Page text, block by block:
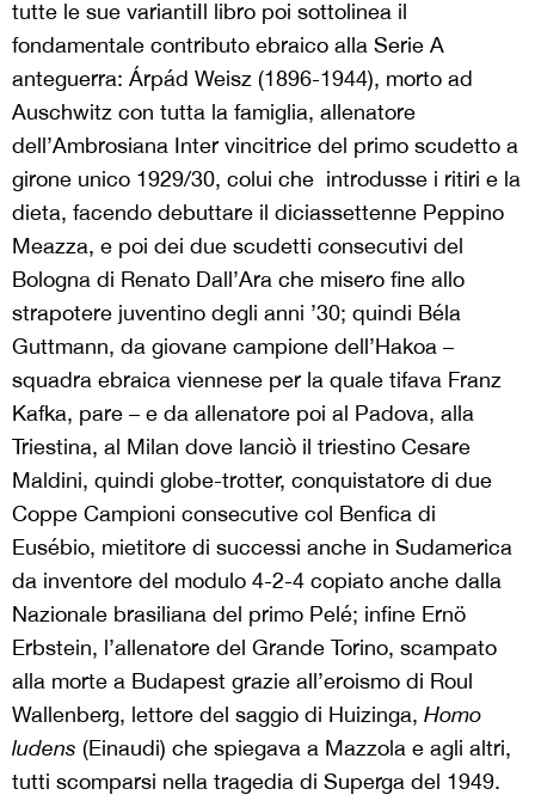
tutte le sue variantiIl libro poi sottolinea il
fondamentale contributo ebraico alla Serie A
anteguerra: Árpád Weisz (1896-1944), morto ad
Auschwitz con tutta la famiglia, allenatore
dell’Ambrosiana Inter vincitrice del primo scudetto a
girone unico 1929/30, colui che introdusse i ritiri e la
dieta, facendo debuttare il diciassettenne Peppino
Meazza, e poi dei due scudetti consecutivi del
Bologna di Renato Dall’Ara che misero fine allo
strapotere juventino degli anni ’30; quindi Béla
Guttmann, da giovane campione dell’Hakoa –
squadra ebraica viennese per la quale tifava Franz
Kafka, pare – e da allenatore poi al Padova, alla
Triestina, al Milan dove lanciò il triestino Cesare
Maldini, quindi globe-trotter, conquistatore di due
Coppe Campioni consecutive col Benfica di
Eusébio, mietitore di successi anche in Sudamerica
da inventore del modulo 4-2-4 copiato anche dalla
Nazionale brasiliana del primo Pelé; infine Ernö
Erbstein, l’allenatore del Grande Torino, scampato
alla morte a Budapest grazie all’eroismo di Roul
Wallenberg, lettore del saggio di Huizinga, Homo
ludens (Einaudi) che spiegava a Mazzola e agli altri,
tutti scomparsi nella tragedia di Superga del 1949.